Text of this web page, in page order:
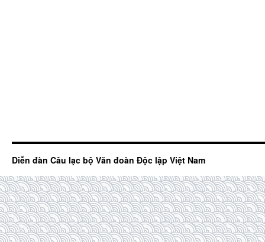
Diễn đàn Câu lạc bộ Văn đoàn Độc lập Việt Nam